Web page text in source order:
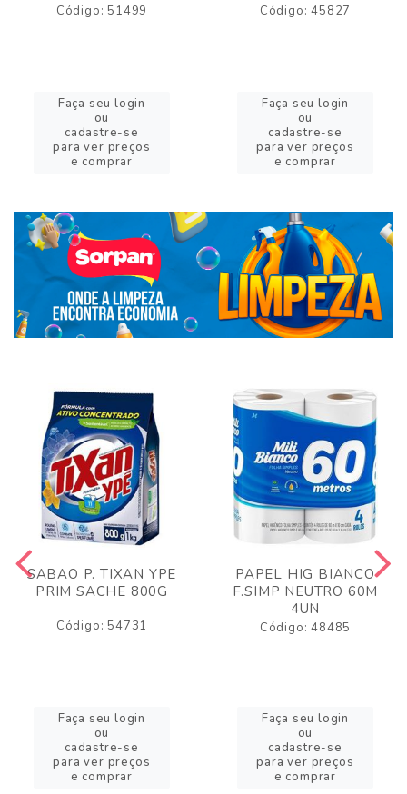
Código: 51499
Faça seu login
ou
cadastre-se
para ver preços
e comprar
Código: 45827
Faça seu login
ou
cadastre-se
para ver preços
e comprar
SABAO P. TIXAN YPE
PRIM SACHE 800G
Código: 54731
Faça seu login
ou
cadastre-se
para ver preços
e comprar
PAPEL HIG BIANCO
F.SIMP NEUTRO 60M
4UN
Código: 48485
Faça seu login
ou
cadastre-se
para ver preços
e comprar